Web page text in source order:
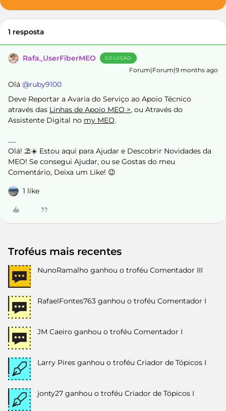
1 resposta
Rafa_UserFiberMEO SOLUÇÃO
Forum|Forum|9 months ago
Olá ​ @ruby9100
Deve Reportar a Avaria do Serviço ao Apoio Técnico
através das Linhas de Apoio MEO >, ou Através do
Assistente Digital no my MEO.
Olá! ⛱️☀️ Estou aqui para Ajudar e Descobrir Novidades da
MEO! Se consegui Ajudar, ou se Gostas do meu
Comentário, Deixa um Like! 😉
1 like
Troféus mais recentes
NunoRamalho ganhou o troféu Comentador III
RafaelFontes763 ganhou o troféu Comentador I
JM Caeiro ganhou o troféu Comentador I
Larry Pires ganhou o troféu Criador de Tópicos I
jonty27 ganhou o troféu Criador de Tópicos I